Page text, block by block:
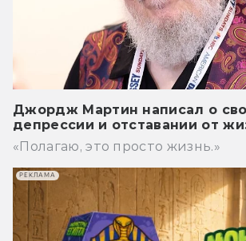
Джордж Мартин написал о
депрессии и отставании от
«Полагаю, это просто жизнь.»
РЕКЛАМА